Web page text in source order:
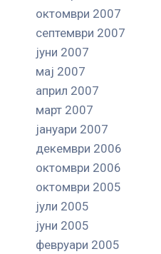
октомври 2007
септември 2007
јуни 2007
мај 2007
април 2007
март 2007
јануари 2007
декември 2006
октомври 2006
октомври 2005
јули 2005
јуни 2005
февруари 2005